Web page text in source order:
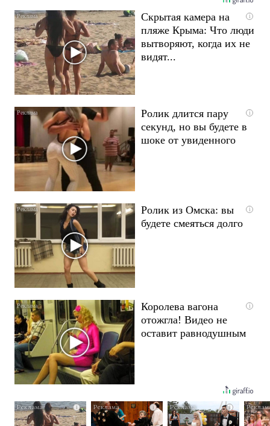
i
Скрытая камера на
пляже Крыма: Что люди
вытворяют, когда их не
видят...
i
Ролик длится пару
секунд, но вы будете в
шоке от увиденного
i
Ролик из Омска: вы
будете смеяться долго
i
Королева вагона
отожгла! Видео не
оставит равнодушным
i i i